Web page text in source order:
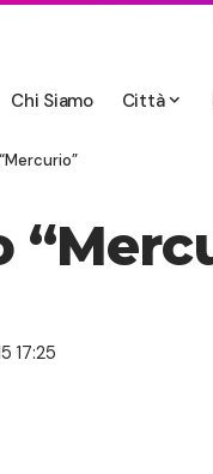
Chi Siamo Città
17:25